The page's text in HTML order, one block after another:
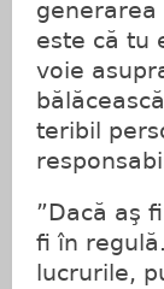
generarea
este că tu
voie
teribil
”Dacă aş
fi în
lucrurile,